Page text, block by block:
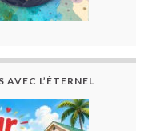
L’ÉTERNEL